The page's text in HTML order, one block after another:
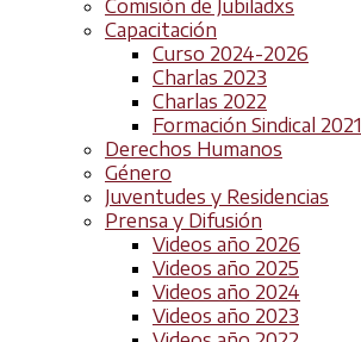
Comisión de Jubiladxs
Capacitación
Curso 2024-2026
Charlas 2023
Charlas 2022
Formación Sindical 2021
Derechos Humanos
Género
Juventudes y Residencias
Prensa y Difusión
Videos año 2026
Videos año 2025
Videos año 2024
Videos año 2023